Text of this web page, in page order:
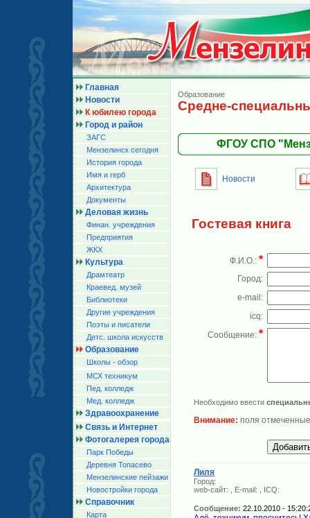
Главная
Новости
К юбилею города
Город и район
ЗАГС
Мензелинск сегодня
История города
Имя и герб
Архитектура
Документы
Деловая жизнь
Финан. учреждения
Предприятия
ЖКХ
Культура
Драмтеатр
Краевед. музей
Библиотеки
Другие учреждения
Поэты и писатели
Детс. школа искусств
Образование
Школы - обзор
МСХ техникум
Пед. колледж
Мед. колледж
Здравоохранение
Связь и Интернет
Фотогалерея города
Парк Победы
Деревня Топасево
Мензелинские пейзажи
Новостройки города
Справочник
Карта
Образование
Средне-
ФГОУ СПО
Новости
Гостевая книга
Ф.И.О.: *
Город:
e-mail:
icq:
Сообщение: *
Необходимо ввести
Внимание: поля
Лиля
Город:
web-сайт:
, E-mail: , ICQ:
Сообщение: 22.10.2010 -